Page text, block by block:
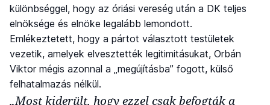
különbséggel, hogy az óriási vereség után a DK teljes
elnöksége és elnöke legalább lemondott.
Emlékeztetett, hogy a pártot választott testületek
vezetik, amelyek elvesztették legitimitásukat, Orbán
Viktor mégis azonnal a „megújításba” fogott, külső
felhatalmazás nélkül.
„Most kiderült, hogy ezzel csak befogták a